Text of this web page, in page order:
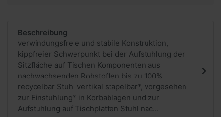
Beschreibung
verwindungsfreie und stabile Konstruktion,
kippfreier Schwerpunkt bei der Aufstuhlung der
Sitzfläche auf Tischen Komponenten aus
nachwachsenden Rohstoffen bis zu 100%
recycelbar Stuhl vertikal stapelbar*, vorgesehen
zur Einstuhlung* in Korbablagen und zur
Aufstuhlung auf Tischplatten Stuhl nac...